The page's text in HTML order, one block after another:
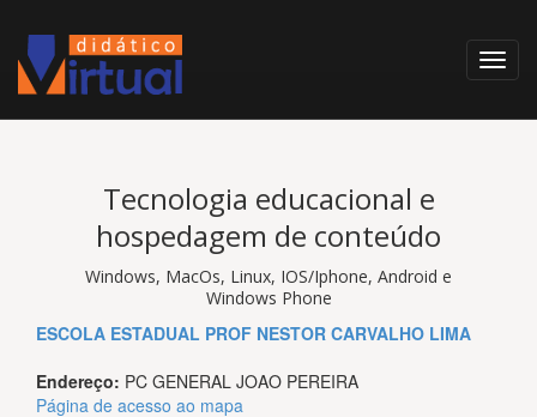
Tecnologia educacional e
hospedagem de conteúdo
Windows, MacOs, Linux, IOS/Iphone, Android e
Windows Phone
ESCOLA ESTADUAL PROF NESTOR CARVALHO LIMA
Endereço: PC GENERAL JOAO PEREIRA
Página de acesso ao mapa